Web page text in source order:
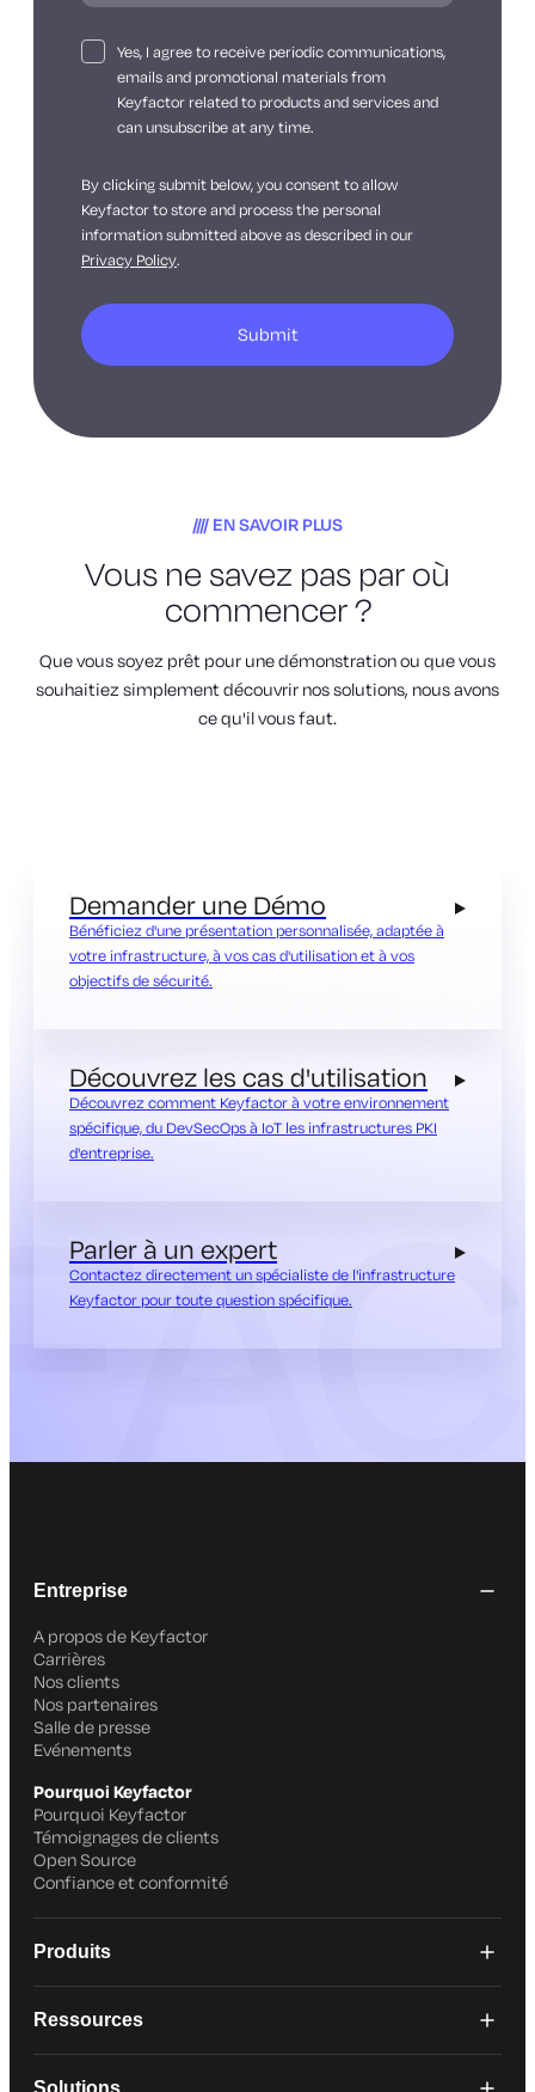
Yes, I agree to receive periodic communications,
emails and promotional materials from
Keyfactor related to products and services and
can unsubscribe at any time.
By clicking submit below, you consent to allow
Keyfactor to store and process the personal
information submitted above as described in our
Privacy Policy.
EN SAVOIR PLUS
Vous ne savez pas par où
commencer ?
Que vous soyez prêt pour une démonstration ou que vous
souhaitiez simplement découvrir nos solutions, nous avons
ce qu'il vous faut.
Demander une Démo
Bénéficiez d'une présentation personnalisée, adaptée à
votre infrastructure, à vos cas d'utilisation et à vos
objectifs de sécurité.
Découvrez les cas d'utilisation
Découvrez comment Keyfactor à votre environnement
spécifique, du DevSecOps à IoT les infrastructures PKI
d'entreprise.
Parler à un expert
Contactez directement un spécialiste de l'infrastructure
Keyfactor pour toute question spécifique.
Entreprise
A propos de Keyfactor
Carrières
Nos clients
Nos partenaires
Salle de presse
Evénements
Pourquoi Keyfactor
Pourquoi Keyfactor
Témoignages de clients
Open Source
Confiance et conformité
Produits
Ressources
Solutions